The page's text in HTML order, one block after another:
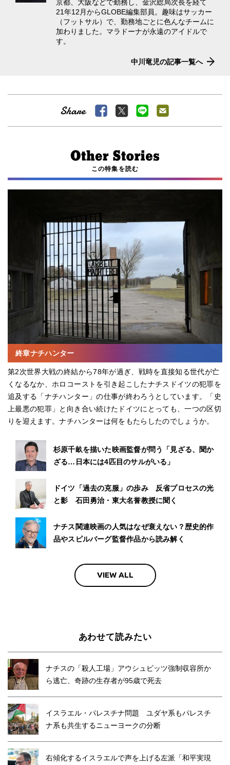
京都、大阪などで勤務し、金沢総局次長を経て
21年12月からGLOBE編集部員。趣味はサッカー
（フットサル）で、勤務地ごとに色んなチームに
加わりました。マラドーナが永遠のアイドルで
す。
中川竜児の記事一覧へ
この特集を読む
終章ナチハンター
第2次世界大戦の終結から78年が過ぎ、戦時を直接知る世代が亡
くなるなか、ホロコーストを引き起こしたナチスドイツの犯罪を
追及する「ナチハンター」の仕事が終わろうとしています。「史
上最悪の犯罪」と向き合い続けたドイツにとっても、一つの区切
りを迎えます。ナチハンターは何をもたらしたのでしょうか。
杉原千畝を描いた映画監督が問う「見ざる、聞か
ざる…日本には4匹目のサルがいる」
ドイツ「過去の克服」の歩み 反省プロセスの光
と影 石田勇治・東大名誉教授に聞く
ナチス関連映画の人気はなぜ衰えない？歴史的作
品やスピルバーグ監督作品から読み解く
VIEW ALL
あわせて読みたい
ナチスの「殺人工場」アウシュビッツ強制収容所か
ら逃亡、奇跡の生存者が95歳で死去
イスラエル・パレスチナ問題 ユダヤ系もパレスチ
ナ系も共生するニューヨークの分断
右傾化するイスラエルで声を上げる左派「和平実現